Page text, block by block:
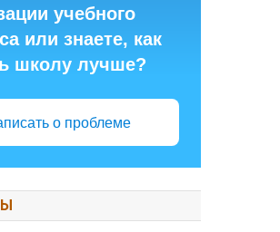
учебного
или знаете, как
школу лучше?
о проблеме